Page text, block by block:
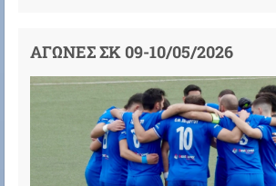
ΑΓΩΝΕΣ ΣΚ 09-10/05/2026